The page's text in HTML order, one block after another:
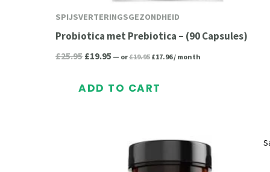
SPIJSVERTERINGSGEZONDHEID
Probiotica met Prebiotica – (90 Capsules)
£25.95 £19.95 — or£19.95 £17.96/ month
ADD TO CART
Current
price
Original
£24.95.
Current
£22.46.